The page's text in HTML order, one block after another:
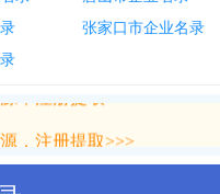
张家口市企业名录
，注册提取>>>